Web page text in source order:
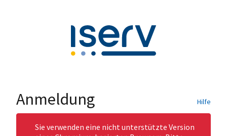
Anmeldung Hilfe
Sie verwenden eine nicht unterstützte Version